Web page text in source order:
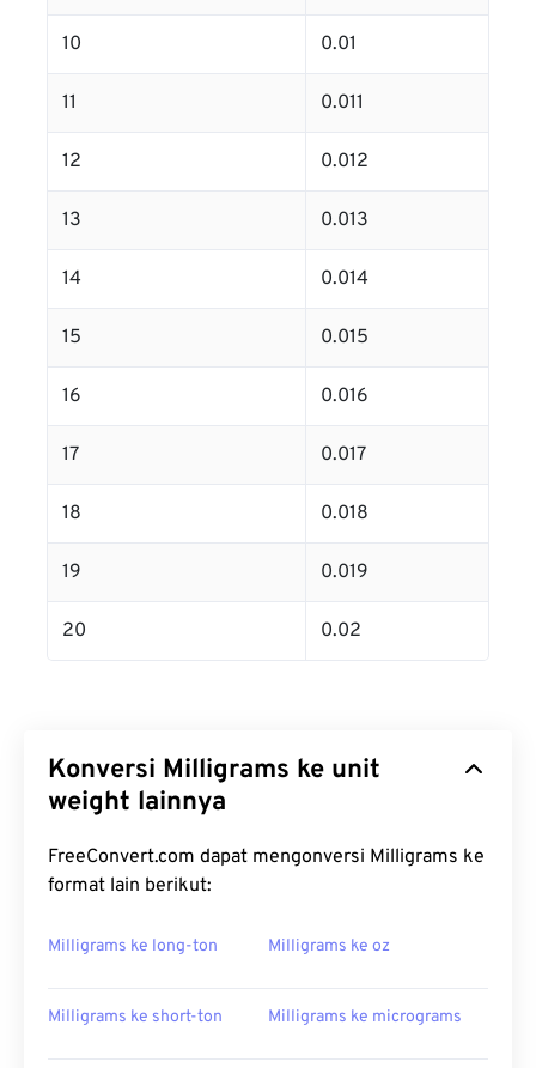
10 0.01
11 0.011
12 0.012
13 0.013
14 0.014
15 0.015
16 0.016
17 0.017
18 0.018
19 0.019
20 0.02
Konversi Milligrams ke unit
weight lainnya
FreeConvert.com dapat mengonversi Milligrams ke
format lain berikut:
Milligrams ke long-ton Milligrams ke oz
Milligrams ke short-ton Milligrams ke micrograms